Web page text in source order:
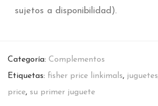
sujetos a disponibilidad).
Categoría: Complementos
Etiquetas: fisher price linkimals, juguetes
price, su primer juguete